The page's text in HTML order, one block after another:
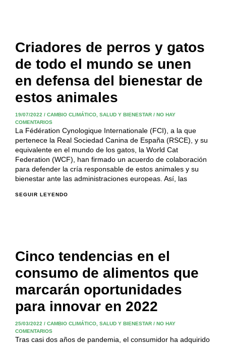
Criadores de perros y gatos
de todo el mundo se unen
en defensa del bienestar de
estos animales
19/07/2022 / CAMBIO CLIMÁTICO SALUD Y BIENESTAR / NO HAY
COMENTARIOS
La Fédération Cynologique Internationale (FCI), a la que
pertenece la Real Sociedad Canina de España (RSCE), y su
equivalente en el mundo de los gatos, la World Cat
Federation (WCF), han firmado un acuerdo de colaboración
para defender la cría responsable de estos animales y su
bienestar ante las administraciones europeas. Así, las
SEGUIR LEYENDO
Cinco tendencias en el
consumo de alimentos que
marcarán oportunidades
para innovar en 2022
25/03/2022 / CAMBIO CLIMÁTICO SALUD Y BIENESTAR / NO HAY
COMENTARIOS
Tras casi dos años de pandemia, el consumidor ha adquirido